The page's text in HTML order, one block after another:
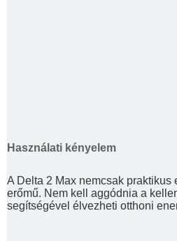
Használati kényelem
A Delta 2 Max nemcsak
erőmű. Nem kell aggódnia a
segítségével élvezheti otthoni